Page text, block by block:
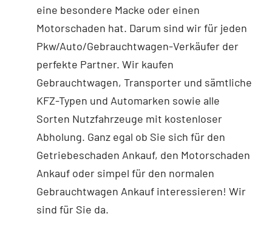
eine besondere Macke oder einen
Motorschaden hat. Darum sind wir für jeden
Pkw/Auto/Gebrauchtwagen-Verkäufer der
perfekte Partner. Wir kaufen
Gebrauchtwagen, Transporter und sämtliche
KFZ-Typen und Automarken sowie alle
Sorten Nutzfahrzeuge mit kostenloser
Abholung. Ganz egal ob Sie sich für den
Getriebeschaden Ankauf, den Motorschaden
Ankauf oder simpel für den normalen
Gebrauchtwagen Ankauf interessieren! Wir
sind für Sie da.